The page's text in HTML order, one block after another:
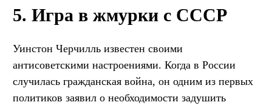
5. Игра в жмурки с СССР
Уинстон Черчилль известен своими
антисоветскими настроениями. Когда в России
случилась гражданская война, он одним из первых
политиков заявил о необходимости задушить